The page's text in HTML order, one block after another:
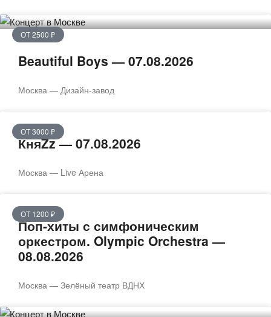
ОТ 2500 ₽
Beautiful Boys — 07.08.2026
Москва — Дизайн-завод
ОТ 3000 ₽
КняZz — 07.08.2026
Москва — Live Арена
ОТ 1200 ₽
Поп-хиты с симфоническим
оркестром. Olympic Orchestra —
08.08.2026
Москва — Зелёный театр ВДНХ